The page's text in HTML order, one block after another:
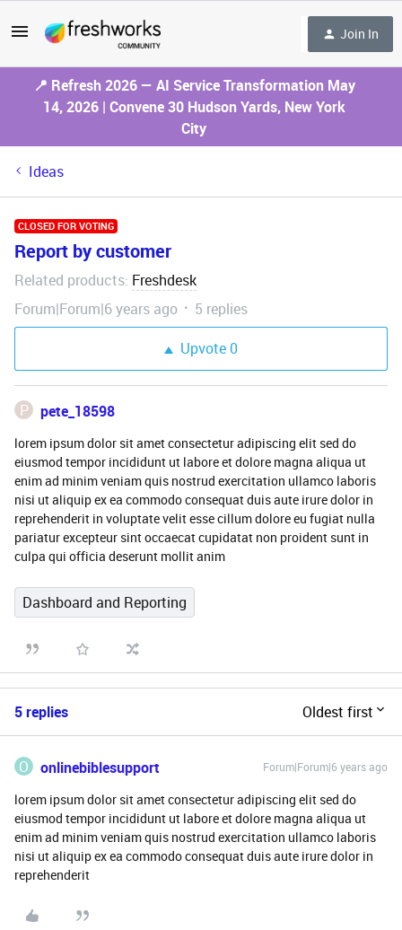
Join In
📍 Refresh 2026 — AI Service Transformation May
14, 2026 | Convene 30 Hudson Yards, New York
City
Ideas
CLOSED FOR VOTING
Report by customer
Related products: Freshdesk
Forum|Forum|6 years ago
5 replies
Upvote0
P pete_18598
lorem ipsum dolor sit amet consectetur adipiscing elit sed do
eiusmod tempor incididunt ut labore et dolore magna aliqua ut
enim ad minim veniam quis nostrud exercitation ullamco laboris
nisi ut aliquip ex ea commodo consequat duis aute irure dolor in
reprehenderit in voluptate velit esse cillum dolore eu fugiat nulla
pariatur excepteur sint occaecat cupidatat non proident sunt in
culpa qui officia deserunt mollit anim
Dashboard and Reporting
5 replies Oldest first
O onlinebiblesupport Forum|Forum|6 years ago
lorem ipsum dolor sit amet consectetur adipiscing elit sed do
eiusmod tempor incididunt ut labore et dolore magna aliqua ut
enim ad minim veniam quis nostrud exercitation ullamco laboris
nisi ut aliquip ex ea commodo consequat duis aute irure dolor in
reprehenderit